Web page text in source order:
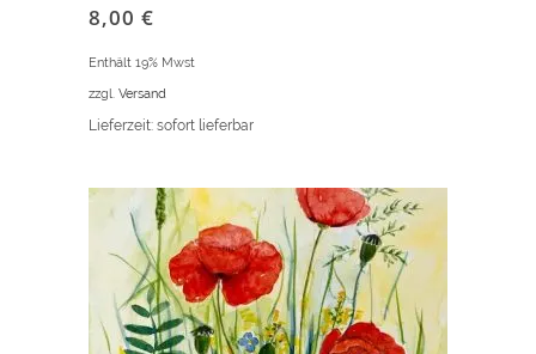
8,00 €
Enthält 19% Mwst
zzgl. Versand
Lieferzeit: sofort lieferbar